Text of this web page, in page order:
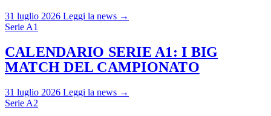
31 luglio 2026 Leggi la news →
Serie A1
CALENDARIO SERIE A1: I BIG
MATCH DEL CAMPIONATO
31 luglio 2026 Leggi la news →
Serie A2